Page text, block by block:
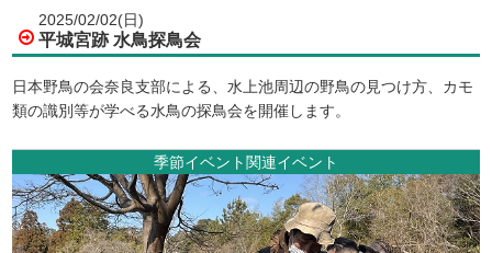
2025/02/02(日)
平城宮跡 水鳥探鳥会
日本野鳥の会奈良支部による、水上池周辺の野鳥の見つけ方、カモ
類の識別等が学べる水鳥の探鳥会を開催します。
季節イベント関連イベント